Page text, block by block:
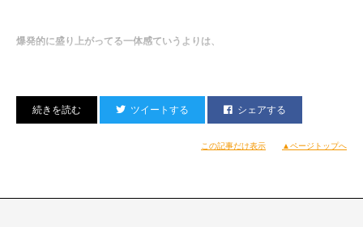
爆発的に盛り上がってる一体感ていうよりは、
もう、全然バラバラで、それぞれ勝手に超楽しんでる。
それでも一つのgrooveが流れてる感覚。
ツイートする シェアする
この記事だけ表示 ▲ページトップへ